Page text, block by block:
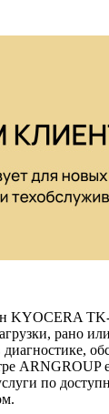
KYOCERA
рано
диагностике,
ARNGROUP
по